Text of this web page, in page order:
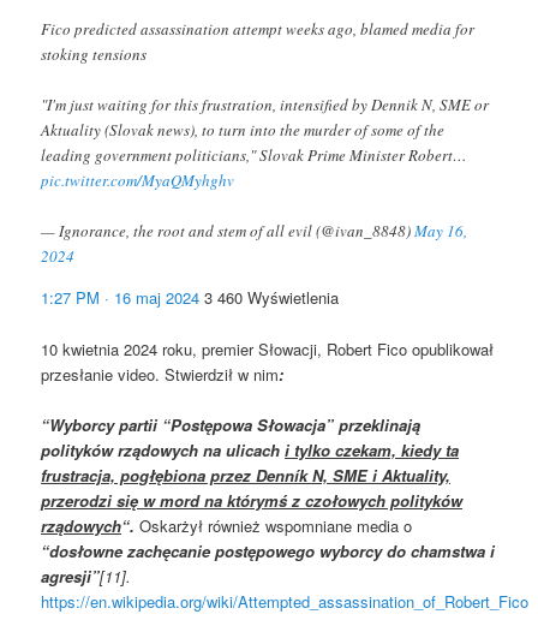
Fico predicted assassination attempt weeks ago, blamed media for
stoking tensions
"I'm just waiting for this frustration, intensified by Dennik N, SME or
Aktuality (Slovak news), to turn into the murder of some of the
leading government politicians," Slovak Prime Minister Robert…
pic.twitter.com/MyaQMyhghv
— Ignorance, the root and stem of all evil (@ivan_8848)May 16,
2024
1:27 PM · 16 maj 2024 3 460 Wyświetlenia
10 kwietnia 2024 roku, premier Słowacji, Robert Fico opublikował
przesłanie video. Stwierdził w nim:
“Wyborcy partii “Postępowa Słowacja” przeklinają
polityków rządowych na ulicachi tylko czekam, kiedy ta
frustracja, pogłębiona przez Denník N, SME i Aktuality,
przerodzi się w mord na którymś z czołowych polityków
rządowych“.Oskarżył również wspomniane media o
“dosłowne zachęcanie postępowego wyborcy do chamstwa i
agresji”[11].
https://en.wikipedia.org/wiki/Attempted_assassination_of_Robert_Fico